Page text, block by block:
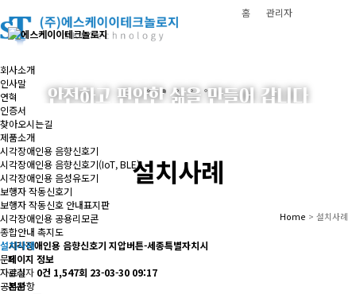
관리자
홈
회사소개
인사말
연혁
인증서
찾아오시는길
제품소개
시각장애인용 음향신호기
시각장애인용 음향신호기(IoT, BLE)
시각장애인용 음성유도기
보행자 작동신호기
보행자 작동신호 안내표지판
시각장애인용 공용리모콘
종합안내 촉지도
설치사례
문의
자료실
공지사항
안전하고 편안한 삶을 만들어 갑니다
설치사례
Home > 설치사례
시각장애인용 음향신호기 지압버튼-세종특별자치시
페이지 정보
관리자 0건 1,547회 23-03-30 09:17
본문